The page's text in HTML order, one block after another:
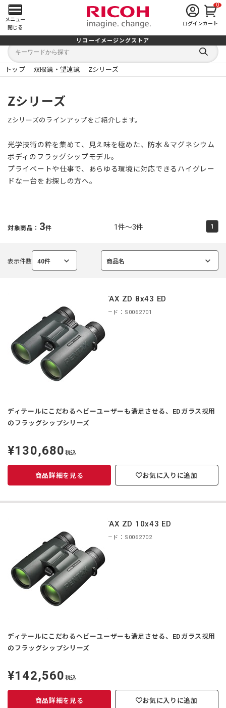
メ
イ
ン
メ
ニ
ュ
ー
を
開
メニュー
閉じる
ログイン
0
カート
リコーイメージングストア
キ
ワ
ー
キ
検
索
る
トップ 双眼鏡・望遠鏡 Zシリーズ
Zシリーズ
Zシリーズのラインアップをご紹介します。
光学技術の粋を集めて、見え味を極めた、防水＆マグネシウム
ボディのフラッグシップモデル。
プライベートや仕事で、あらゆる環境に対応できるハイグレー
ドな一台をお探しの方へ。
対象商品： 3件 1件～3件 1
表示件数 40件
選
商品名
選
PENTAX ZD 8x43 ED
商品コード：S0062701
ディテールにこだわるヘビーユーザーも満足させる、EDガラス採用
のフラッグシップシリーズ
定
価
¥130,680 税込
商品詳細を見る お気に入りに追加
PENTAX ZD 10x43 ED
商品コード：S0062702
ディテールにこだわるヘビーユーザーも満足させる、EDガラス採用
のフラッグシップシリーズ
定
価
¥142,560 税込
商品詳細を見る お気に入りに追加